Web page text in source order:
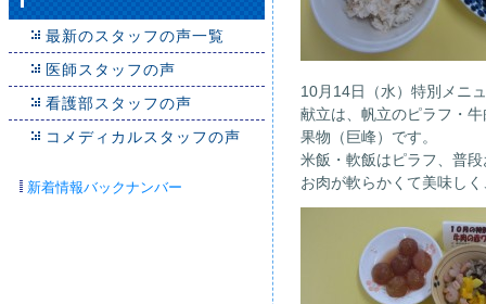
最新のスタッフの声一覧
医師スタッフの声
看護部スタッフの声
コメディカルスタッフの声
新着情報バックナンバー
10月14日（水）特別メニ
献立は、帆立のピラフ・
果物（巨峰）です。
米飯・軟飯はピラフ、普
お肉が軟らかくて美味し